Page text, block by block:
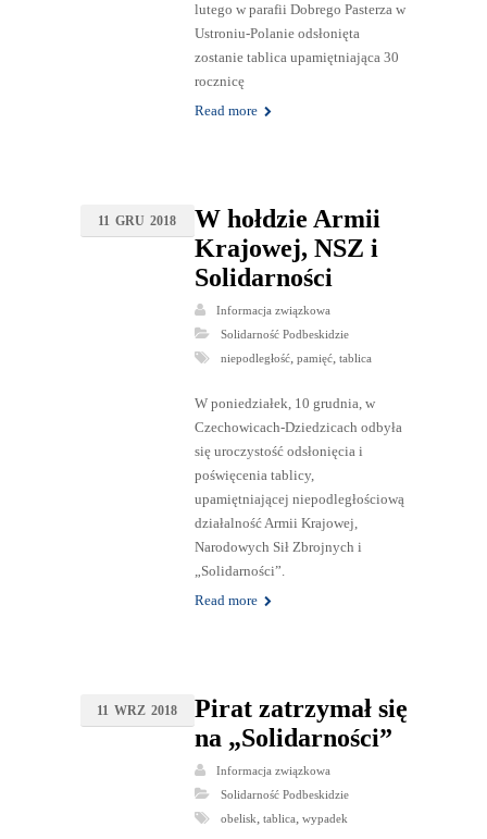
lutego w parafii Dobrego Pasterza w
Ustroniu-Polanie odsłonięta
zostanie tablica upamiętniająca 30
rocznicę
Read more
11 GRU 2018
W hołdzie Armii
Krajowej, NSZ i
Solidarności
Informacja związkowa
Solidarność Podbeskidzie
niepodległość, pamięć, tablica
W poniedziałek, 10 grudnia, w
Czechowicach-Dziedzicach odbyła
się uroczystość odsłonięcia i
poświęcenia tablicy,
upamiętniającej niepodległościową
działalność Armii Krajowej,
Narodowych Sił Zbrojnych i
„Solidarności”.
Read more
11 WRZ 2018
Pirat zatrzymał się
na „Solidarności”
Informacja związkowa
Solidarność Podbeskidzie
obelisk, tablica, wypadek